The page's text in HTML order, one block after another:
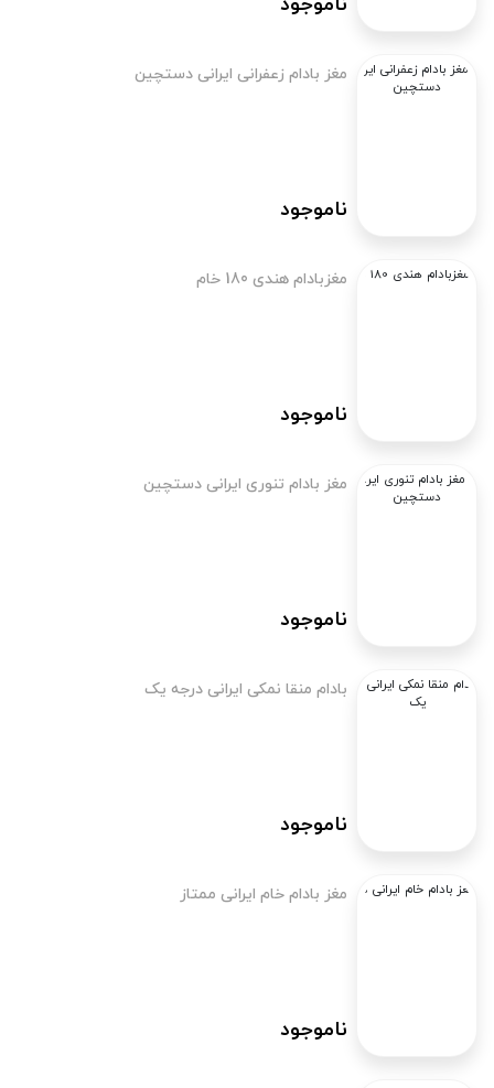
مغز بادام زعفرانی ایرانی دستچین
ناموجود
مغزبادام هندی 180 خام
ناموجود
مغز بادام تنوری ایرانی دستچین
ناموجود
بادام منقا نمکی ایرانی درجه یک
ناموجود
مغز بادام خام ایرانی ممتاز
ناموجود